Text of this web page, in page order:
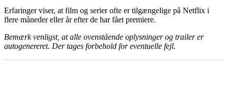
Erfaringer viser, at film og serier ofte er tilgængelige på Netflix i
flere måneder eller år efter de har fået premiere.
Bemærk venligst, at alle ovenstående oplysninger og trailer er
autogenereret. Der tages forbehold for eventuelle fejl.